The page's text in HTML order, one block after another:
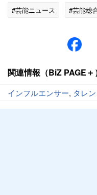
#芸能ニュース #芸能総
関連情報（BiZ PAGE＋
インフルエンサー, タレン